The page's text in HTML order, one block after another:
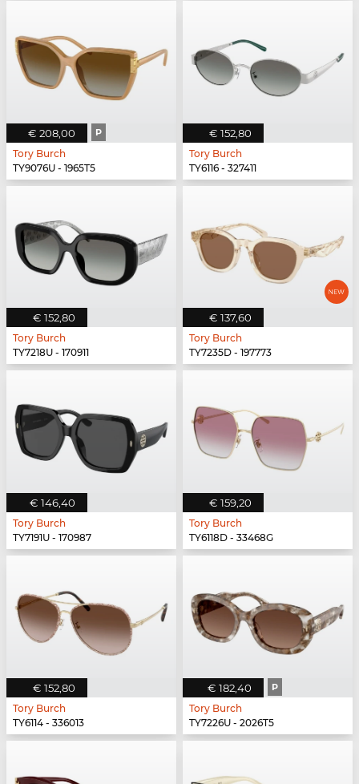
€ 208,00 P
Tory Burch
TY9076U - 1965T5
€ 152,80
Tory Burch
TY6116 - 327411
€ 152,80
Tory Burch
TY7218U - 170911
€ 137,60
Tory Burch
TY7235D - 197773
€ 146,40
Tory Burch
TY7191U - 170987
€ 159,20
Tory Burch
TY6118D - 33468G
€ 152,80
Tory Burch
TY6114 - 336013
€ 182,40 P
Tory Burch
TY7226U - 2026T5